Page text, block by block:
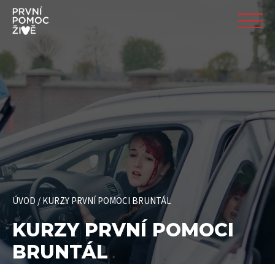
ÚVOD/KURZY PRVNÍ POMOCI BRUNTÁL
KURZY PRVNÍ POMOCI
BRUNTÁL